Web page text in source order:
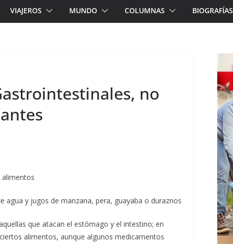
VIAJEROS MUNDO COLUMNAS BIOGRAFÍAS
no
alimentos
agua y jugos de manzana, pera, guayaba o duraznos
que atacan el estómago y el intestino; en
alimentos, aunque algunos medicamentos